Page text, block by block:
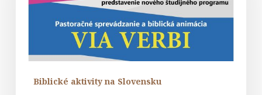
Biblické aktivity na Slovensku